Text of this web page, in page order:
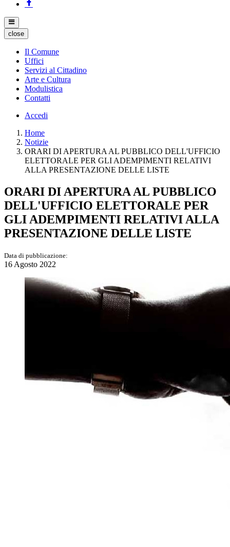
close
Il Comune
Uffici
Servizi al Cittadino
Arte e Cultura
Modulistica
Contatti
Accedi
Home
Notizie
ORARI DI APERTURA AL PUBBLICO DELL'UFFICIO
ELETTORALE PER GLI ADEMPIMENTI RELATIVI
ALLA PRESENTAZIONE DELLE LISTE
ORARI DI APERTURA AL PUBBLICO
DELL'UFFICIO ELETTORALE PER
GLI ADEMPIMENTI RELATIVI ALLA
PRESENTAZIONE DELLE LISTE
Data di pubblicazione:
16 Agosto 2022